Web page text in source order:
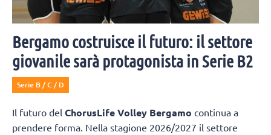
Bergamo costruisce il futuro: il settore
giovanile sarà protagonista in Serie B2
Serie B / C / D
Il futuro del ChorusLife Volley Bergamo continua a
prendere forma. Nella stagione 2026/2027 il settore